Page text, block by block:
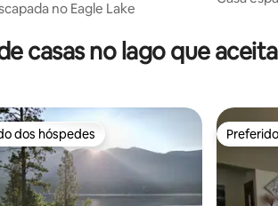
de 5, 20 avaliações
no Eagle Lake
casas no lago que
dos hóspedes
dos hóspedes